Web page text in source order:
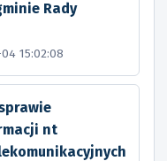
Rady
15:02:08
nt